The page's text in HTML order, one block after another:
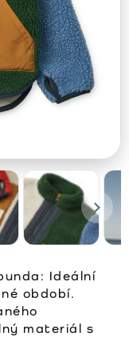
Ideální
období.
materiál s